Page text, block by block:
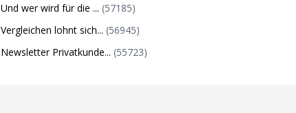
Und wer wird für die ... (57185)
Vergleichen lohnt sich... (56945)
Newsletter Privatkunde... (55723)